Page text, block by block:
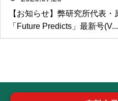
【お知らせ】弊研究所代表
「Future Predicts」最新号(V...